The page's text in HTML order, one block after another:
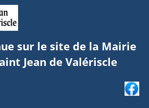
sur le site de la Mairie
Jean de Valériscle